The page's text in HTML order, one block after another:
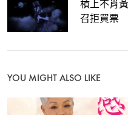
不
見》
navigation
槓上不肖
召拒買票
YOU MIGHT ALSO LIKE